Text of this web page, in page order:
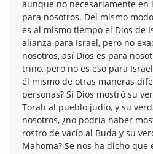
aunque no necesariamente en
para nosotros. Del mismo
es al mismo tiempo el Dios de
alianza para Israel, pero no
nosotros, así Dios es para
trino, pero no es eso para
él mismo de otras maneras
personas? Si Dios mostró su
Torah al pueblo judío, y su
nosotros, ¿no podría haber
rostro de vacío al Buda y su
Mahoma? Se nos ha dicho